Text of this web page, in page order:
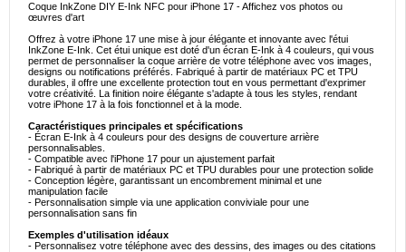
Coque InkZone DIY E-Ink NFC pour iPhone 17 - Affichez vos photos ou
œuvres d'art
Offrez à votre iPhone 17 une mise à jour élégante et innovante avec l'étui
InkZone E-Ink. Cet étui unique est doté d'un écran E-Ink à 4 couleurs, qui vous
permet de personnaliser la coque arrière de votre téléphone avec vos images,
designs ou notifications préférés. Fabriqué à partir de matériaux PC et TPU
durables, il offre une excellente protection tout en vous permettant d'exprimer
votre créativité. La finition noire élégante s'adapte à tous les styles, rendant
votre iPhone 17 à la fois fonctionnel et à la mode.
Caractéristiques principales et spécifications
- Écran E-Ink à 4 couleurs pour des designs de couverture arrière
personnalisables.
- Compatible avec l'iPhone 17 pour un ajustement parfait
- Fabriqué à partir de matériaux PC et TPU durables pour une protection solide
- Conception légère, garantissant un encombrement minimal et une
manipulation facile
- Personnalisation simple via une application conviviale pour une
personnalisation sans fin
Exemples d'utilisation idéaux
- Personnalisez votre téléphone avec des dessins, des images ou des citations